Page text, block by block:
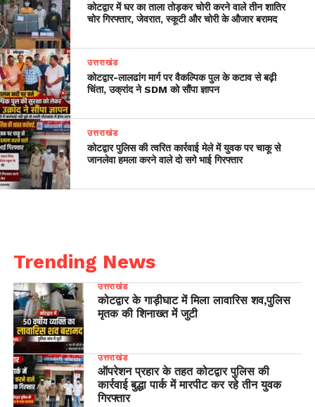
कोटद्वार में घर का ताला तोड़कर चोरी करने वाले तीन शातिर
चोर गिरफ्तार, जेवरात, स्कूटी और चोरी के औजार बरामद
उत्तराखंड
​कोटद्वार-लालढांग मार्ग पर वैकल्पिक पुल के कटाव से बढ़ी
चिंता, उक्रांद ने SDM को सौंपा ज्ञापन
उत्तराखंड
कोटद्वार पुलिस की त्वरित कार्रवाई मेले में युवक पर चाकू से
जानलेवा हमला करने वाले दो सगे भाई गिरफ्तार
Trending News
उत्तराखंड
कोटद्वार के गाड़ीघाट में मिला लावारिस शव,पुलिस
मृतक की शिनाख्त में जुटी
उत्तराखंड
ऑपरेशन प्रहार के तहत कोटद्वार पुलिस की
कार्रवाई बुद्धा पार्क में मारपीट कर रहे तीन युवक
गिरफ्तार